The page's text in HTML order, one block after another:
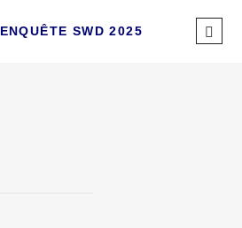
ENQUÊTE SWD 2025